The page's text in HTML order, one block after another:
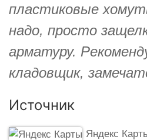
пластиковые
надо, просто
арматуру.
кладовщик,
Источник
Яндекс